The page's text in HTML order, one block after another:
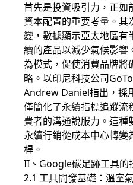
首先是投資吸引力，正如
資本配置的重要考量。
變，數據顯示亞太地區有
續的產品以減少氣候影響
為模式，促使消費品牌將
略。以印尼科技公司
Andrew Daniel指出，採
僅簡化了永續指標追蹤流
費者的溝通說服力。這
永續行銷從成本中心轉變
桿。
II、Google碳足跡工具的
2.1 工具開發基礎：溫室